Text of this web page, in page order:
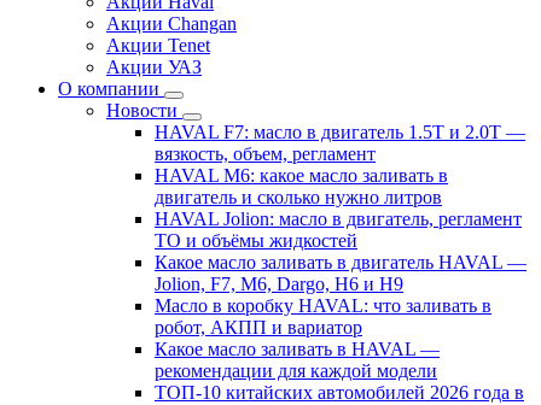
Акции Changan
Акции Tenet
Акции УАЗ
О компании
Новости
HAVAL F7: масло в двигатель 1.5T и 2.0T —
вязкость, объем, регламент
HAVAL M6: какое масло заливать в
двигатель и сколько нужно литров
HAVAL Jolion: масло в двигатель, регламент
ТО и объёмы жидкостей
Какое масло заливать в двигатель HAVAL —
Jolion, F7, M6, Dargo, H6 и H9
Масло в коробку HAVAL: что заливать в
робот, АКПП и вариатор
Какое масло заливать в HAVAL —
рекомендации для каждой модели
ТОП-10 китайских автомобилей 2026 года в